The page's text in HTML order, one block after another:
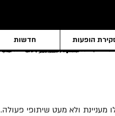
הופעות חדשות
מעניינת ולא מעט שיתופי פעולה.